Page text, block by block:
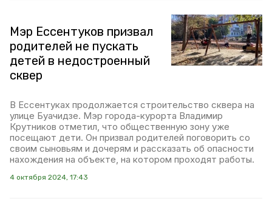
Мэр Ессентуков призвал
родителей не пускать
детей в недостроенный
сквер
В Ессентуках продолжается строительство сквера на
улице Буачидзе. Мэр города-курорта Владимир
Крутников отметил, что общественную зону уже
посещают дети. Он призвал родителей поговорить со
своим сыновьям и дочерям и рассказать об опасности
нахождения на объекте, на котором проходят работы.
4 октября 2024, 17:43